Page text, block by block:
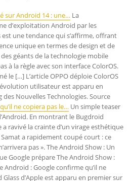
sur Android 14 : une… La
d’exploitation Android par les
une tendance qui s’affirme, offrant
unique en termes de design et de
géants de la technologie mobile
à la règle avec son interface ColorOS.
le […] L’article OPPO déploie ColorOS
utilisateur est apparu en
des Nouvelles Technologies. Source
ne copiera pas le… Un simple teaser
En montrant le Bugdroid
ravivé la crainte d’un virage esthétique
a rapidement coupé court : ce
pas ». The Android Show : Un
Google prépare The Android Show :
Android : Google confirme qu’il ne
d’Apple est apparu en premier sur